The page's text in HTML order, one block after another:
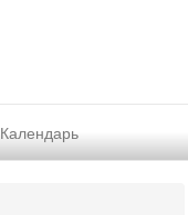
Календарь